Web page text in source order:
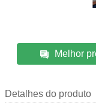
Melhor
Detalhes do produto